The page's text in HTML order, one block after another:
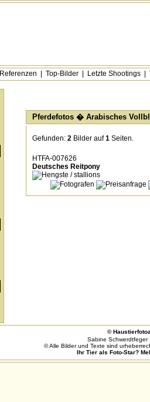
Referenzen Top-Bilder Letzte Shootings
Pferdefotos � Arabisches
Gefunden: 2Bilder auf1Seiten.
HTFA-007626
Deutsches Reitpony
©
Sabine Schwerdtfeger
© Alle Bilder und Texte sind
Ihr Tier als Foto-Star?